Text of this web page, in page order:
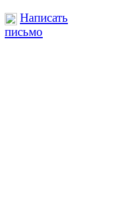
Написать
письмо